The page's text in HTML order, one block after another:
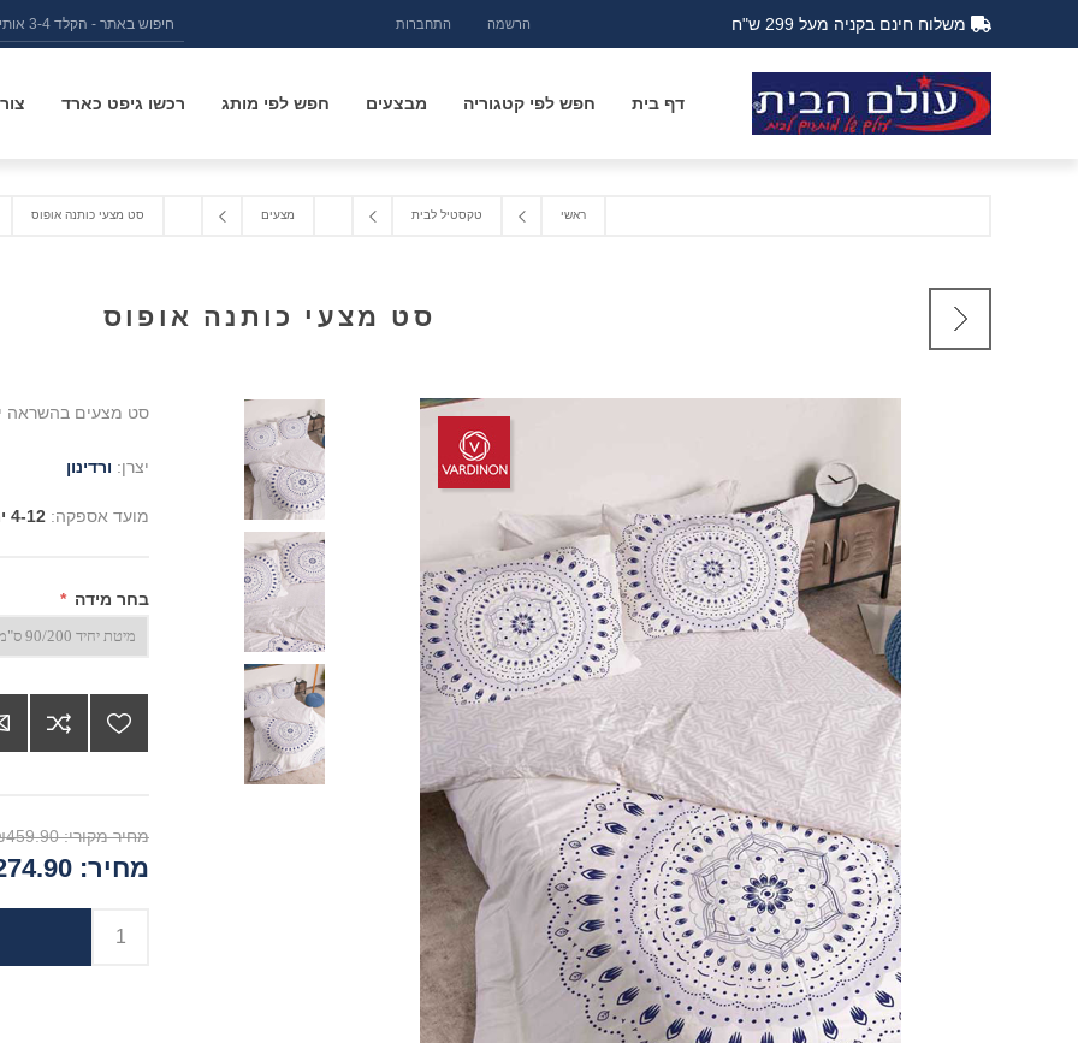
הרשמה התחברות משלוח חינם בקניה מעל 299 ש"ח
דף בית חפש לפי קטגוריה מבצעים חפש לפי מותג רכשו גיפט כארד
ראשי טקסטיל לבית מצעים סט מצעי כותנה אופוס
סט מצעי כותנה אופוס
סט מצעים בהשראה יוונית
יצרן: ורדינון
מועד אספקה: 4-12 ימים
בחר מידה *
מחיר מקורי:
מחיר: